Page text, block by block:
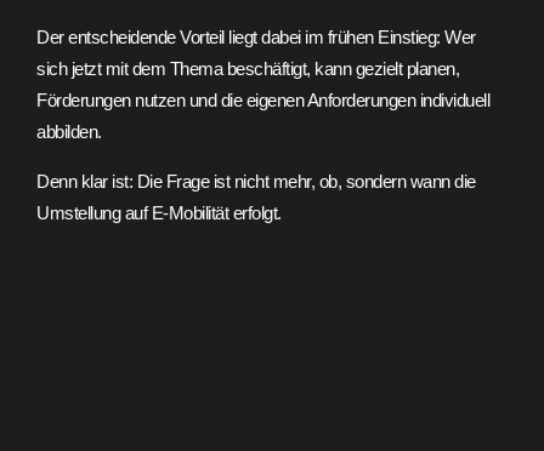
Der entscheidende Vorteil liegt dabei im frühen Einstieg: Wer
sich jetzt mit dem Thema beschäftigt, kann gezielt planen,
Förderungen nutzen und die eigenen Anforderungen individuell
abbilden.
Denn klar ist: Die Frage ist nicht mehr, ob, sondern wann die
Umstellung auf E-Mobilität erfolgt.